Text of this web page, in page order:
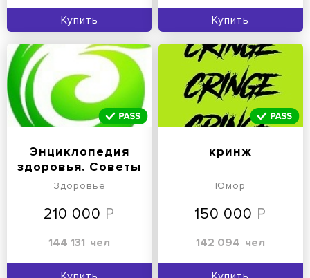
Купить Купить
Энциклопедия
здоровья. Советы
Здоровье
210 000
144 131 чел
кринж
Юмор
150 000
142 094 чел